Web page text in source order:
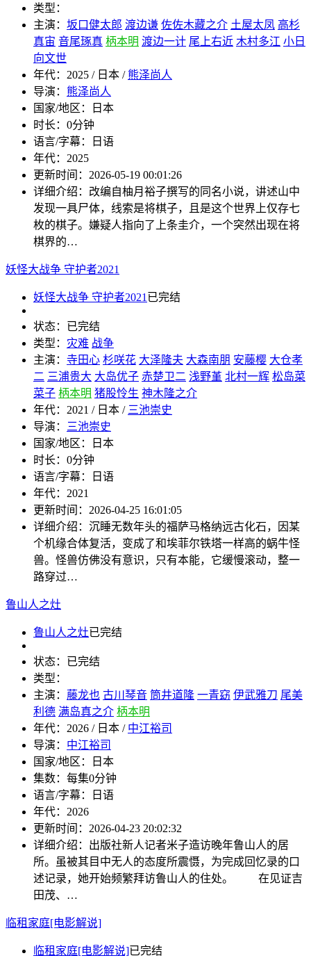
类型：
主演： 坂口健太郎 渡边谦 佐佐木藏之介 土屋太凤 高杉
真宙 音尾琢真 柄本明 渡边一计 尾上右近 木村多江 小日
向文世
年代： 2025 / 日本 / 熊泽尚人
导演： 熊泽尚人
国家/地区：
日本
时长： 0分钟
语言/字幕：
日语
年代： 2025
更新时间： 2026-05-19 00:01:26
详细介绍： 改编自柚月裕子撰写的同名小说，讲述山中
发现一具尸体，线索是将棋子，且是这个世界上仅存七
枚的棋子。嫌疑人指向了上条圭介，一个突然出现在将
棋界的…
妖怪大战争 守护者2021
妖怪大战争 守护者2021已完结
状态： 已完结
类型： 灾难 战争
主演： 寺田心 杉咲花 大泽隆夫 大森南朋 安藤樱 大仓孝
二 三浦贵大 大岛优子 赤楚卫二 浅野堇 北村一辉 松岛菜
菜子 柄本明 猪股怜生 神木隆之介
年代： 2021 / 日本 / 三池崇史
导演： 三池崇史
国家/地区：
日本
时长： 0分钟
语言/字幕：
日语
年代： 2021
更新时间： 2026-04-25 16:01:05
详细介绍： 沉睡无数年头的福萨马格纳远古化石，因某
个机缘合体复活，变成了和埃菲尔铁塔一样高的蜗牛怪
兽。怪兽仿佛没有意识，只有本能，它缓慢滚动，整一
路穿过…
鲁山人之灶
鲁山人之灶已完结
状态： 已完结
类型：
主演： 藤龙也 古川琴音 筒井道隆 一青窈 伊武雅刀 尾美
利德 满岛真之介 柄本明
年代： 2026 / 日本 / 中江裕司
导演： 中江裕司
国家/地区：
日本
集数： 每集0分钟
语言/字幕：
日语
年代： 2026
更新时间： 2026-04-23 20:02:32
详细介绍： 出版社新人记者米子造访晚年鲁山人的居
所。虽被其目中无人的态度所震慑，为完成回忆录的口
述记录，她开始频繁拜访鲁山人的住处。 在见证吉
田茂、…
临租家庭[电影解说]
临租家庭[电影解说]已完结